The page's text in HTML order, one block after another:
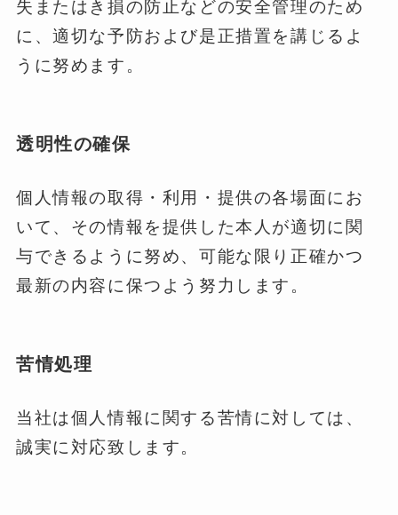
失またはき損の防止などの安全管理のため
に、適切な予防および是正措置を講じるよ
うに努めます。
透明性の確保
個人情報の取得・利用・提供の各場面にお
いて、その情報を提供した本人が適切に関
与できるように努め、可能な限り正確かつ
最新の内容に保つよう努力します。
苦情処理
当社は個人情報に関する苦情に対しては、
誠実に対応致します。